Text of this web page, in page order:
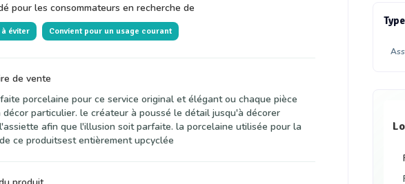
pour les consommateurs en recherche de
éviter Convient pour un usage courant
de vente
porcelaine pour ce service original et élégant ou chaque pièce
décor particulier. le créateur à poussé le détail jusqu'à décorer
afin que l'illusion soit parfaite. la porcelaine utilisée pour la
ce produitsest entièrement upcyclée